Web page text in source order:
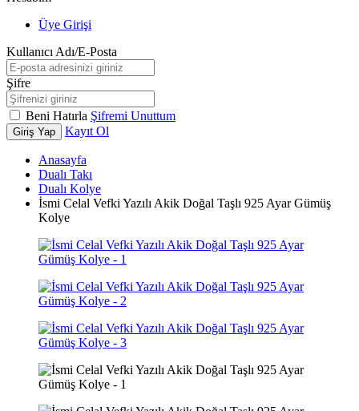
Üye Girişi
Kullanıcı Adı/E-Posta
Şifre
Beni Hatırla Şifremi Unuttum
Giriş Yap Kayıt Ol
Anasayfa
Dualı Takı
Dualı Kolye
İsmi Celal Vefki Yazılı Akik Doğal Taşlı 925 Ayar Gümüş
Kolye